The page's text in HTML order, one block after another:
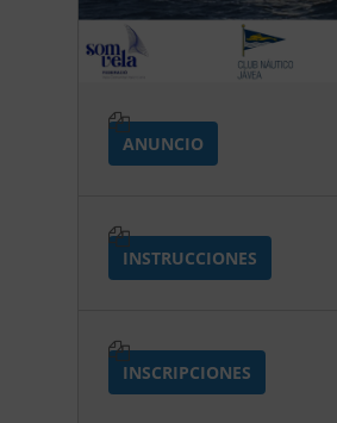
ANUNCIO
INSTRUCCIONES
INSCRIPCIONES